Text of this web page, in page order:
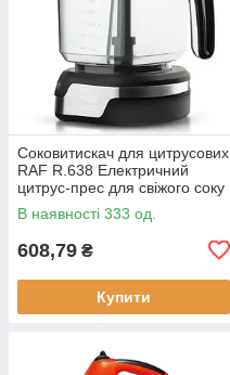
Соковитискач для цитрусових
RAF R.638 Електричний
цитрус-прес для свіжого соку
В наявності 333 од.
608,79 ₴
Купити